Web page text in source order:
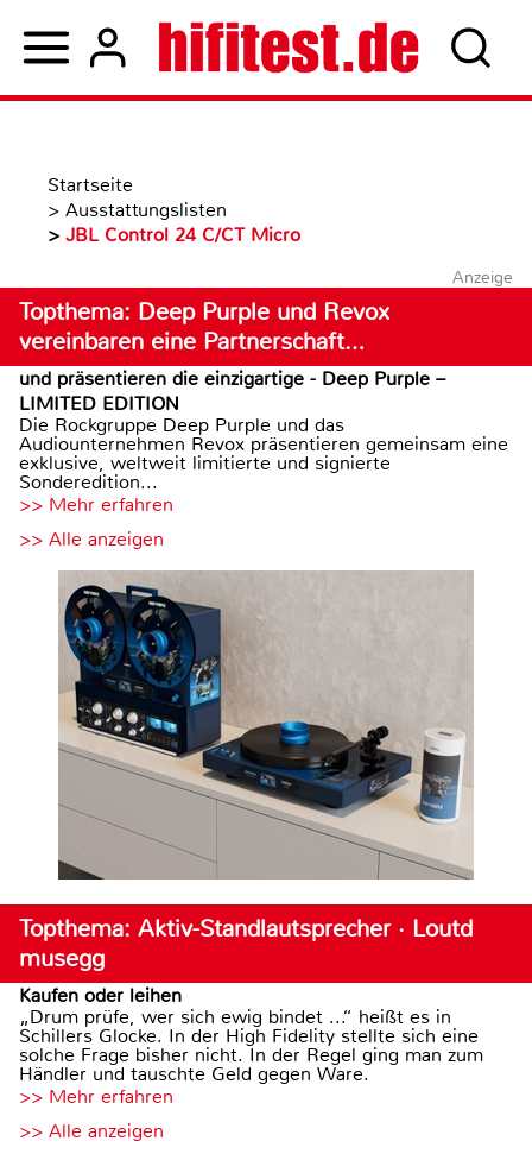
Startseite
> Ausstattungslisten
> JBL Control 24 C/CT Micro
Anzeige
Topthema: Deep Purple und Revox
vereinbaren eine Partnerschaft…
und präsentieren die einzigartige - Deep Purple –
LIMITED EDITION
Die Rockgruppe Deep Purple und das
Audiounternehmen Revox präsentieren gemeinsam eine
exklusive, weltweit limitierte und signierte
Sonderedition...
>> Mehr erfahren
>> Alle anzeigen
Topthema: Aktiv-Standlautsprecher · Loutd
musegg
Kaufen oder leihen
„Drum prüfe, wer sich ewig bindet ...“ heißt es in
Schillers Glocke. In der High Fidelity stellte sich eine
solche Frage bisher nicht. In der Regel ging man zum
Händler und tauschte Geld gegen Ware.
>> Mehr erfahren
>> Alle anzeigen